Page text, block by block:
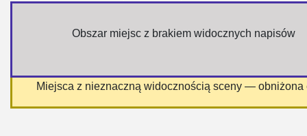
Obszar miejsc z brakiem widocznych napisów
Miejsca z nieznaczną widocznością sceny — obniżona